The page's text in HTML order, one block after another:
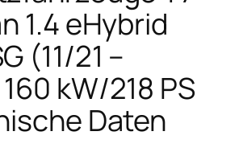
1.4 eHybrid
(11/21 –
kW/218 PS
Daten